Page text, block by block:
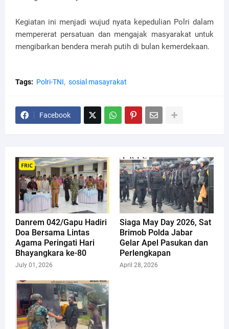
Kegiatan ini menjadi wujud nyata kepedulian Polri dalam
mempererat persatuan dan mengajak masyarakat untuk
mengibarkan bendera merah putih di bulan kemerdekaan.
Tags: Polri-TNI sosial masayrakat
Facebook
Danrem 042/Gapu Hadiri
Doa Bersama Lintas
Agama Peringati Hari
Bhayangkara ke-80
July 01, 2026
Siaga May Day 2026, Sat
Brimob Polda Jabar
Gelar Apel Pasukan dan
Perlengkapan
April 28, 2026